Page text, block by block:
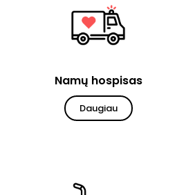
Namų hospisas
Daugiau